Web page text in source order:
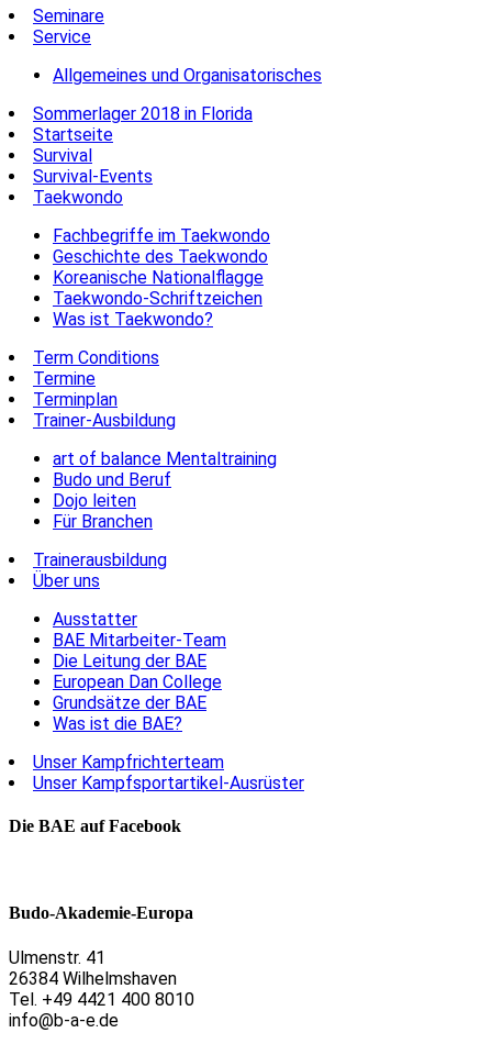
Seminare
Service
Allgemeines und Organisatorisches
Sommerlager 2018 in Florida
Startseite
Survival
Survival-Events
Taekwondo
Fachbegriffe im Taekwondo
Geschichte des Taekwondo
Koreanische Nationalflagge
Taekwondo-Schriftzeichen
Was ist Taekwondo?
Term Conditions
Termine
Terminplan
Trainer-Ausbildung
art of balance Mentaltraining
Budo und Beruf
Dojo leiten
Für Branchen
Trainerausbildung
Über uns
Ausstatter
BAE Mitarbeiter-Team
Die Leitung der BAE
European Dan College
Grundsätze der BAE
Was ist die BAE?
Unser Kampfrichterteam
Unser Kampfsportartikel-Ausrüster
Die BAE auf Facebook
Budo-Akademie-Europa
Ulmenstr. 41
26384 Wilhelmshaven
Tel. +49 4421 400 8010
info@b-a-e.de